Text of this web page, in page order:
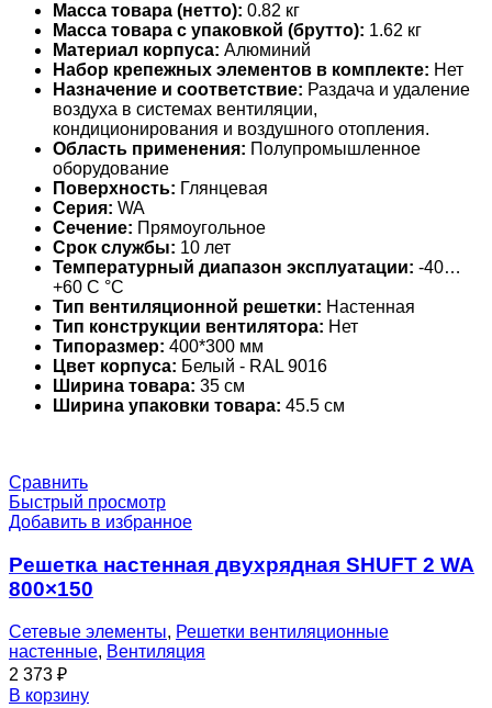
Масса товара (нетто): 0.82 кг
Масса товара с упаковкой (брутто): 1.62 кг
Материал корпуса: Алюминий
Набор крепежных элементов в комплекте: Нет
Назначение и соответствие: Раздача и удаление
воздуха в системах вентиляции,
кондиционирования и воздушного отопления.
Область применения: Полупромышленное
оборудование
Поверхность: Глянцевая
Серия: WA
Сечение: Прямоугольное
Срок службы: 10 лет
Температурный диапазон эксплуатации: -40…
+60 С °С
Тип вентиляционной решетки: Настенная
Тип конструкции вентилятора: Нет
Типоразмер: 400*300 мм
Цвет корпуса: Белый - RAL 9016
Ширина товара: 35 см
Ширина упаковки товара: 45.5 см
Сравнить
Быстрый просмотр
Добавить в избранное
Решетка настенная двухрядная SHUFT 2 WA
800×150
Сетевые элементы, Решетки вентиляционные
настенные, Вентиляция
2 373 ₽
В корзину